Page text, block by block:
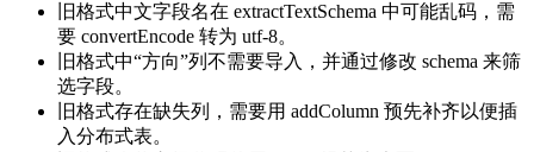
旧格式中文字段名在 extractTextSchema 中可能乱码，需
要 convertEncode 转为 utf-8。
旧格式中“方向”列不需要导入，并通过修改 schema 来筛
选字段。
旧格式存在缺失列，需要用 addColumn 预先补齐以便插
入分布式表。